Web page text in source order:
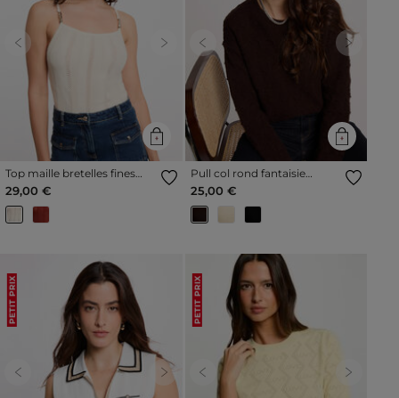
Previous Next
Top maille bretelles fines
ivoire femme
29,00 €
Previous Next
Pull col rond fantaisie
marron foncé femme
25,00 €
PETIT PRIX
Previous Next
PETIT PRIX
Previous Next